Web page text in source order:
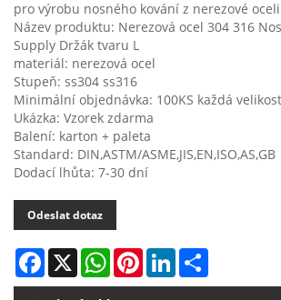
pro výrobu nosného kování z nerezové
Název produktu: Nerezová ocel 304 316
Supply Držák tvaru L
materiál: nerezová ocel
Stupeň: ss304 ss316
Minimální objednávka: 100KS každá velikost
Ukázka: Vzorek zdarma
Balení: karton + paleta
Standard: DIN,ASTM/ASME,JIS,EN,ISO,AS,GB
Dodací lhůta: 7-30 dní
Odeslat dotaz
Facebook
X WhatsAppPinterestLinkedIn